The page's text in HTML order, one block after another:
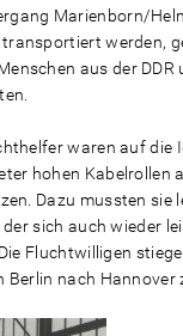
Marienborn/
werden,
aus der DDR
waren auf die
hohen Kabelrollen
Dazu mussten sie
der sich auch wieder
Fluchtwilligen
Berlin nach Hannover